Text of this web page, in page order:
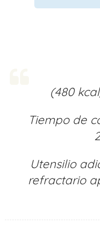
(480
Tiempo de
Utensilio
refractario